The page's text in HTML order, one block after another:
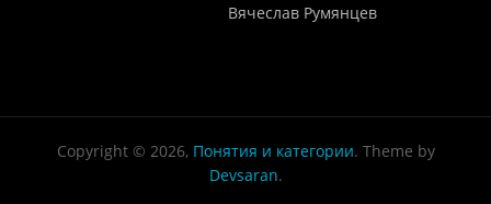
Вячеслав Румянцев
Copyright © 2026, Понятия и категории. Theme by
Devsaran.